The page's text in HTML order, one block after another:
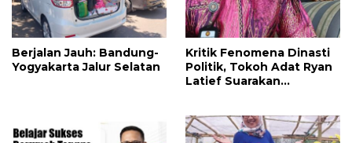
Berjalan Jauh: Bandung-
Yogyakarta Jalur Selatan
Kritik Fenomena Dinasti
Politik, Tokoh Adat Ryan
Latief Suarakan
Mutlak